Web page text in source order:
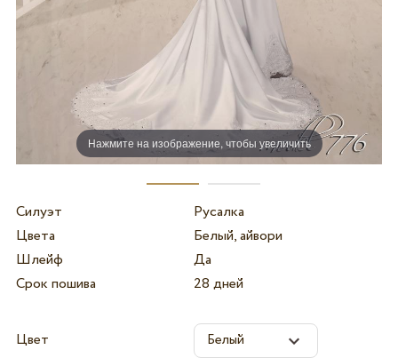
Нажмите на изображение, чтобы увеличить
Силуэт
Русалка
Цвета
Белый, айвори
Шлейф
Да
Срок пошива
28 дней
Цвет